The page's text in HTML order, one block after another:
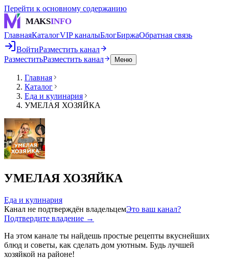
Перейти к основному содержанию
MAKSINFO
ГлавнаяКаталогVIP каналыБлогБиржаОбратная связь
ВойтиРазместить канал
РазместитьРазместить канал Меню
Главная
Каталог
Еда и кулинария
УМЕЛАЯ ХОЗЯЙКА
УМЕЛАЯ ХОЗЯЙКА
Еда и кулинария
Канал не подтверждён владельцемЭто ваш канал?
Подтвердите владение →
На этом канале ты найдешь простые рецепты вкуснейших
блюд и советы, как сделать дом уютным. Будь лучшей
хозяйкой на районе!